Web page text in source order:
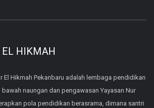
EL HIKMAH
El Hikmah Pekanbaru adalah lembaga pendidikan
naungan dan pengawasan Yayasan Nur
pola pendidikan berasrama, dimana santri